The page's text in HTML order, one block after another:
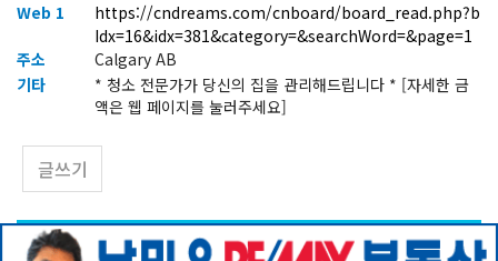
Web 1
https://cndreams.com/cnboard/board_read.php?b
Idx=16&idx=381&category=&searchWord=&page=1
주소
Calgary AB
기타
* 청소 전문가가 당신의 집을 관리해드립니다 * [자세한 금
액은 웹 페이지를 눌러주세요]
글쓰기